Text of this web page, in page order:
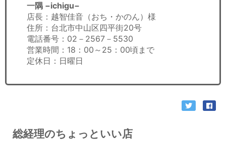
一隅 −ichigu−
店長：越智佳音（おち・かのん）様
住所：台北市中山区四平街20号
電話番号：02－2567－5530
営業時間：18：00～25：00頃まで
定休日：日曜日
総経理のちょっといい店